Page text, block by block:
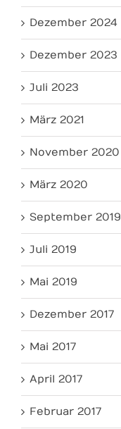
Dezember 2024
Dezember 2023
Juli 2023
März 2021
November 2020
März 2020
September 2019
Juli 2019
Mai 2019
Dezember 2017
Mai 2017
April 2017
Februar 2017